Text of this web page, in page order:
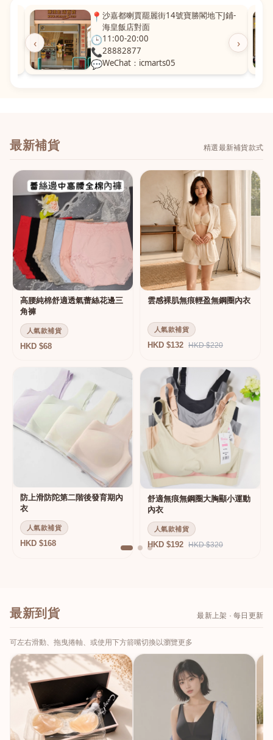
‹ ›
📍 沙嘉都喇賈罷麗街14號寶勝閣地下J鋪-
海皇飯店對面
🕒11:00-20:00
📞28882877
💬WeChat：icmarts05
最新補貨 精選最新補貨款式
高腰純棉舒適透氣蕾絲花邊三
角褲
人氣款補貨
HKD $68
雲感裸肌無痕輕盈無鋼圈內衣
人氣款補貨
HKD $132 HKD $220
防上滑防陀第二階後發育期內
衣
人氣款補貨
HKD $168
舒適無痕無鋼圈大胸顯小運動
內衣
人氣款補貨
HKD $192 HKD $320
最新到貨 最新上架 · 每日更新
可左右滑動、拖曳捲軸、或使用下方箭嘴切換以瀏覽更多